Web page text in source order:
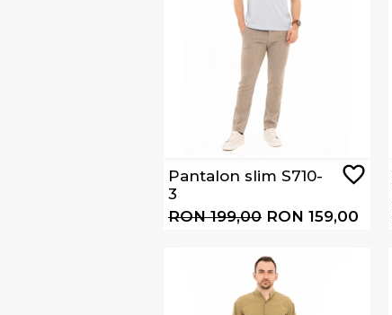
Pantalon slim S710-
3
RON 199,00 RON 159,00